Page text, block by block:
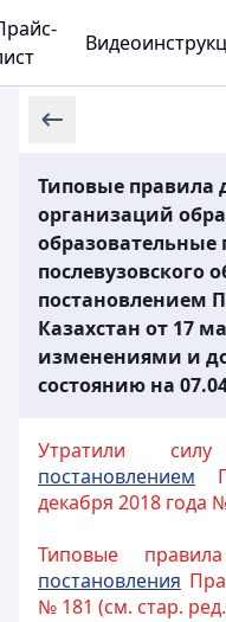
Типовые правила
организаций
послевузовского
постановлением
Казахстан от 17
изменениями и
состоянию на
Утратили
постановлением
декабря 2018 года
Типовые
постановления
№ 181 (см. стар.